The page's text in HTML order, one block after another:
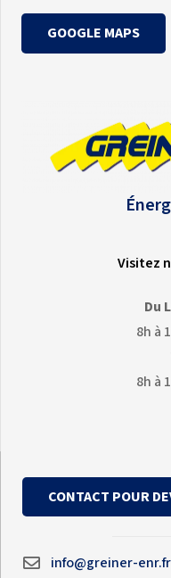
GOOGLE MAPS
Visitez
Du
8h à
8h à
CONTACT POUR
info@greiner-enr.fr